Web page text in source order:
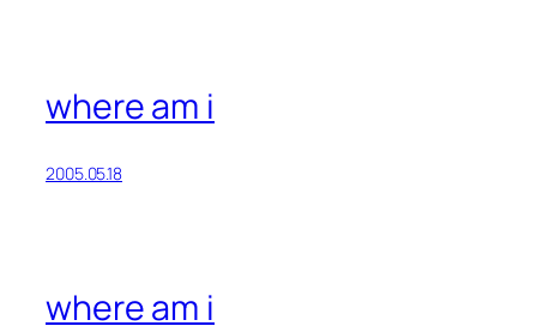
where am i
2005.05.18
where am i